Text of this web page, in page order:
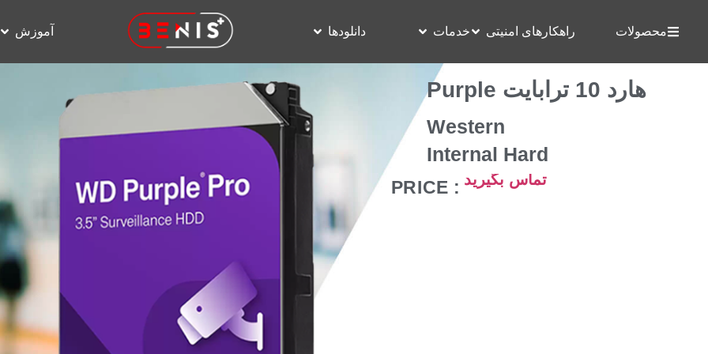
محصولات راهکارهای امنیتی خدمات دانلودها آموزش
هارد 10 ترابایت Purple
Western
Internal Hard
: PRICE تماس بگیرید